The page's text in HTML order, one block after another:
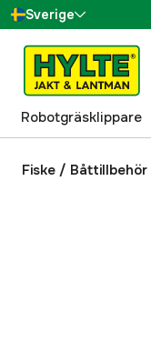
Sverige
Danmark
Suomi
Norge
Deutschland
Robotgräsklippare
Fiske / Båttillbehör